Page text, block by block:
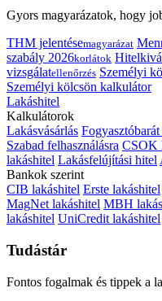
Gyors magyarázatok, hogy
THM jelentésemagyarázat
szabály 2026korlátok
vizsgálatellenőrzés Személyi
Személyi kölcsön kalkulátor
Lakáshitel
Kalkulátorok
Lakásvásárlás
Szabad felhasználásra CSOK
lakáshitel Lakásfelújítási hitel
Bankok szerint
CIB lakáshitel Erste lakáshitel
MagNet lakáshitel MBH
lakáshitel UniCredit lakáshitel
Tudástár
Fontos fogalmak és tippek a